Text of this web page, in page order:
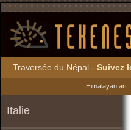
Traversée du Népal - Suivez
Himalayan art
Italie